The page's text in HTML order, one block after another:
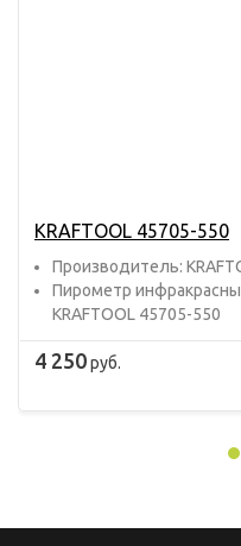
KRAFTOOL 45705-550
Прoизвoдитель:
Пирометр
KRAFTOOL 45705-550
4 250руб.